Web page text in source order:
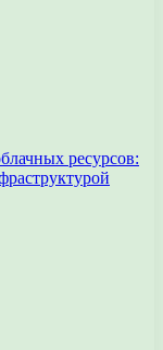
ресурсов: